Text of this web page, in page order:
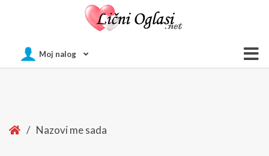
Moj nalog
Home
/ Nazovi me sada